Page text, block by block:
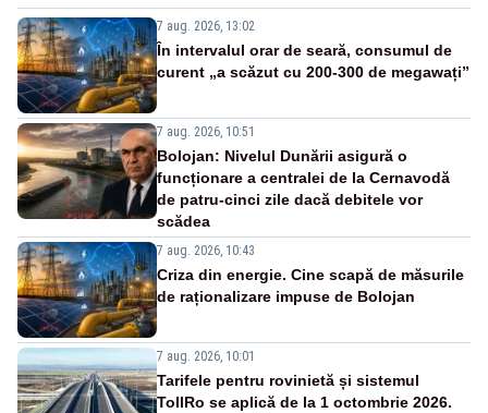
7 aug. 2026, 13:02
În intervalul orar de seară, consumul de
curent „a scăzut cu 200-300 de megawați”
7 aug. 2026, 10:51
Bolojan: Nivelul Dunării asigură o
funcționare a centralei de la Cernavodă
de patru-cinci zile dacă debitele vor
scădea
7 aug. 2026, 10:43
Criza din energie. Cine scapă de măsurile
de raționalizare impuse de Bolojan
7 aug. 2026, 10:01
Tarifele pentru rovinietă și sistemul
TollRo se aplică de la 1 octombrie 2026.